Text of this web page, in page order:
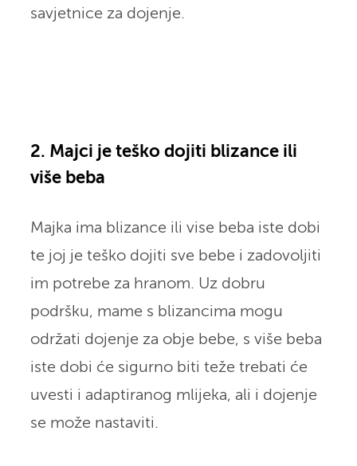
savjetnice za dojenje.
2. Majci je teško dojiti blizance ili
više beba
Majka ima blizance ili vise beba iste dobi
te joj je teško dojiti sve bebe i zadovoljiti
im potrebe za hranom. Uz dobru
podršku, mame s blizancima mogu
održati dojenje za obje bebe, s više beba
iste dobi će sigurno biti teže trebati će
uvesti i adaptiranog mlijeka, ali i dojenje
se može nastaviti.